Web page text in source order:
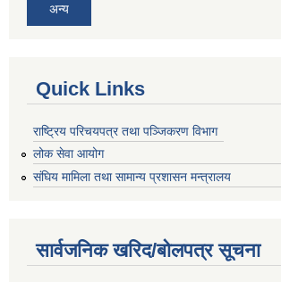
अन्य
Quick Links
राष्ट्रिय परिचयपत्र तथा पञ्जिकरण विभाग
लोक सेवा आयोग
संघिय मामिला तथा सामान्य प्रशासन मन्त्रालय
सार्वजनिक खरिद/बोलपत्र सूचना